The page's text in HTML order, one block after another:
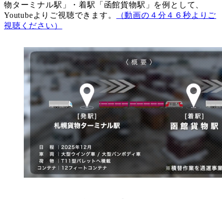
物ターミナル駅」・着駅「函館貨物駅」を例として、
Youtubeよりご視聴できます。
（動画の４分４６秒よりご
視聴ください）